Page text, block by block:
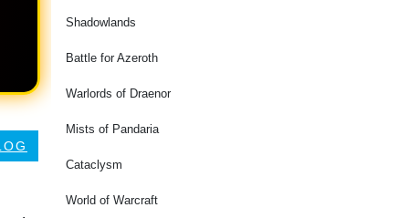
Shadowlands
Battle for Azeroth
Warlords of Draenor
Mists of Pandaria
Cataclysm
World of Warcraft